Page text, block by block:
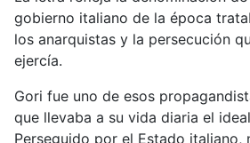
gobierno italiano de la época
los anarquistas y la persecución
ejercía.
Gori fue uno de esos
que llevaba a su vida diaria el
Perseguido por el Estado italiano,